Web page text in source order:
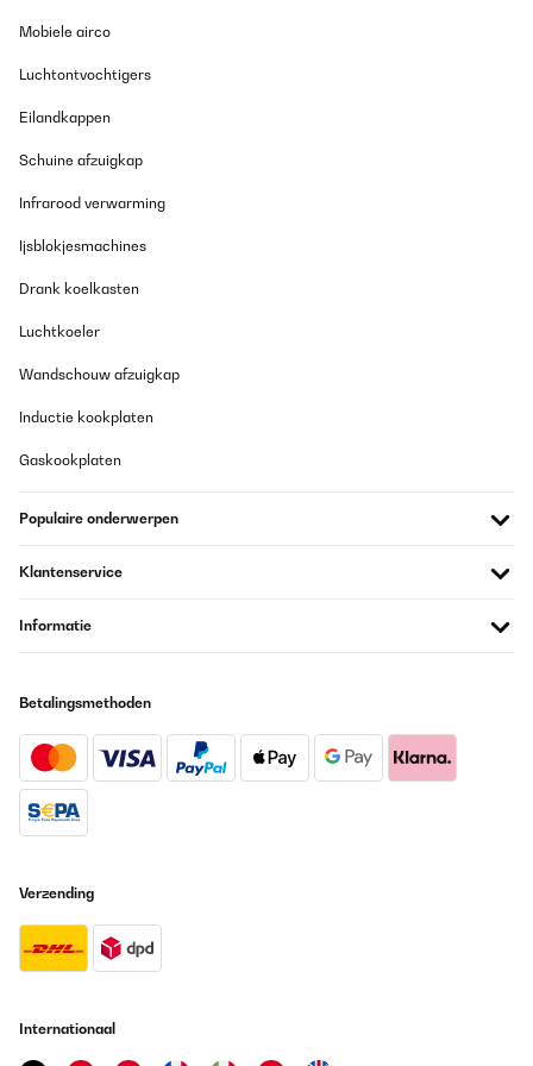
Ottimo piano induzione. I comandi avrebbero dovuto essere più
27/11/2025
Alles in Ordnung sowie gesehen
26/11/2025
Ich kann Klarstein weiterempfehlen.Super schnelle Lieferung.Es
fachkundig und problemlos schnell bedient worden.Bin mit dem
Induktionsfeld zu 100% zufriedenImmer wieder gerne
Sehr leistungsstarkes Induktionskochfeld mit stylischem Design
Mobiele airco
Luchtontvochtigers
Eilandkappen
Schuine afzuigkap
Infrarood verwarming
Ijsblokjesmachines
Drank koelkasten
Luchtkoeler
Wandschouw afzuigkap
Inductie kookplaten
Gaskookplaten
Populaire onderwerpen
Klantenservice
Informatie
Betalingsmethoden
Verzending
Internationaal